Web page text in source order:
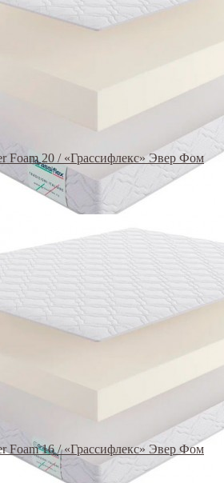
Foam 20 / «Грассифлекс» Эвер Фом
Foam 16 / «Грассифлекс» Эвер Фом